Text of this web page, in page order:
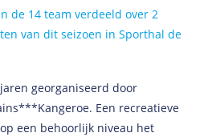
de 14 team verdeeld over 2
van dit seizoen in Sporthal de
georganiseerd door
Een recreatieve
een behoorlijk niveau het